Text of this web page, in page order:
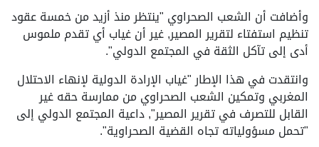
وأضافت أن الشعب الصحراوي "ينتظر منذ أزيد من خمسة عقود
تنظيم استفتاء لتقرير المصير, غير أن غياب أي تقدم ملموس
أدى إلى تآكل الثقة في المجتمع الدولي".
وانتقدت في هذا الإطار "غياب الإرادة الدولية لإنهاء الاحتلال
المغربي وتمكين الشعب الصحراوي من ممارسة حقه غير
القابل للتصرف في تقرير المصير", داعية المجتمع الدولي إلى
"تحمل مسؤولياته تجاه القضية الصحراوية".